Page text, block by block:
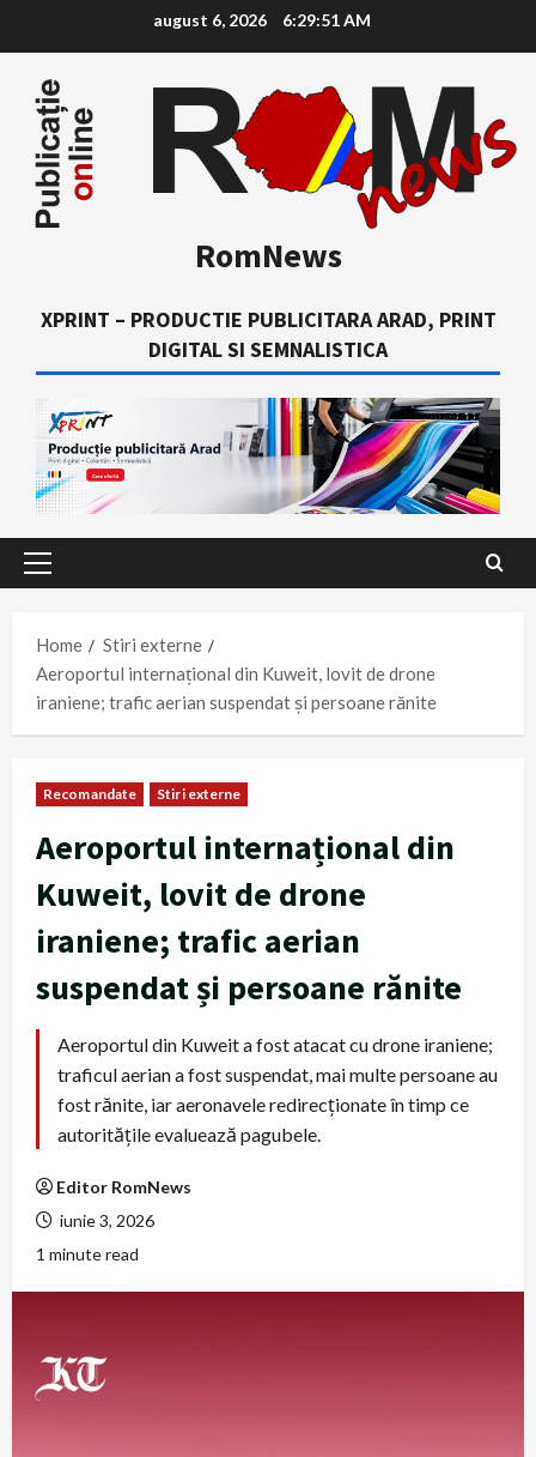
content
august 6, 2026 6:29:52 AM
RomNews
XPRINT – PRODUCTIE PUBLICITARA ARAD, PRINT
DIGITAL SI SEMNALISTICA
Primary
Home
Stiri externe
Aeroportul internațional din Kuweit, lovit de drone
iraniene; trafic aerian suspendat și persoane rănite
Recomandate Stiri externe
Aeroportul internațional din
Kuweit, lovit de drone
iraniene; trafic aerian
suspendat și persoane rănite
Aeroportul din Kuweit a fost atacat cu drone iraniene;
traficul aerian a fost suspendat, mai multe persoane au
fost rănite, iar aeronavele redirecționate în timp ce
autoritățile evaluează pagubele.
Editor RomNews
iunie 3, 2026
1 minute read